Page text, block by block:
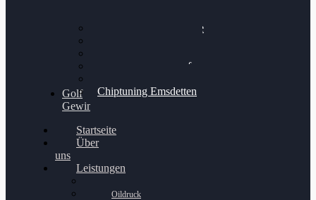
Bilgenroth Performance
Chiptuning Schüttorf
Chiptuning Emsdetten
Golf
Gewinnspiel
Startseite
Über
uns
Leistungen
Oildruck